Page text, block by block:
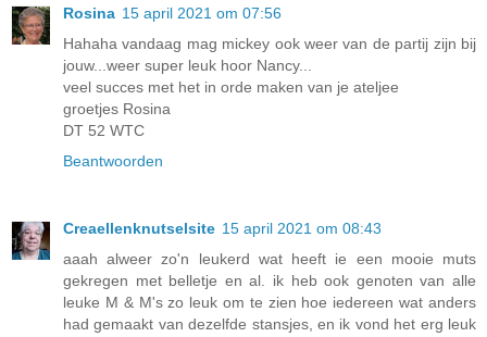
Rosina 15 april 2021 om 07:56
Hahaha vandaag mag mickey ook weer van de partij zijn bij
jouw...weer super leuk hoor Nancy...
veel succes met het in orde maken van je ateljee
groetjes Rosina
DT 52 WTC
Beantwoorden
Creaellenknutselsite 15 april 2021 om 08:43
aaah alweer zo'n leukerd wat heeft ie een mooie muts
gekregen met belletje en al. ik heb ook genoten van alle
leuke M & M's zo leuk om te zien hoe iedereen wat anders
had gemaakt van dezelfde stansjes, en ik vond het erg leuk